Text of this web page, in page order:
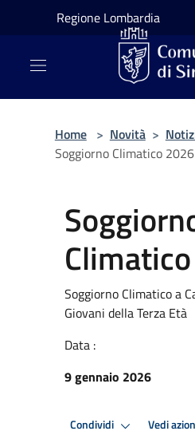
Salta al contenuto principale
Regione Lombardia
Home > Novità >
Soggiorno Climatico 2026
Soggiorno Climatico a
Giovani della Terza Età
Data :
9 gennaio 2026
Condividi Vedi